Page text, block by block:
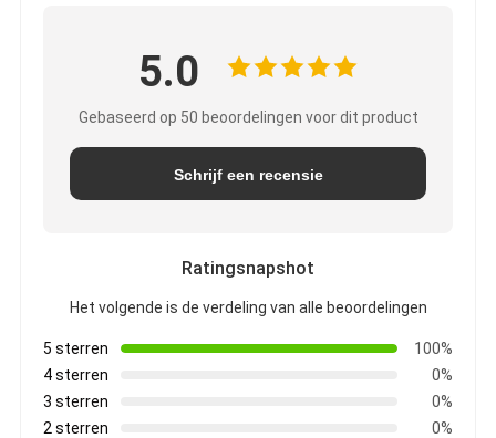
5.0
Gebaseerd op 50 beoordelingen voor dit product
Schrijf een recensie
Ratingsnapshot
Het volgende is de verdeling van alle beoordelingen
5 sterren
100%
4 sterren
0%
3 sterren
0%
2 sterren
0%